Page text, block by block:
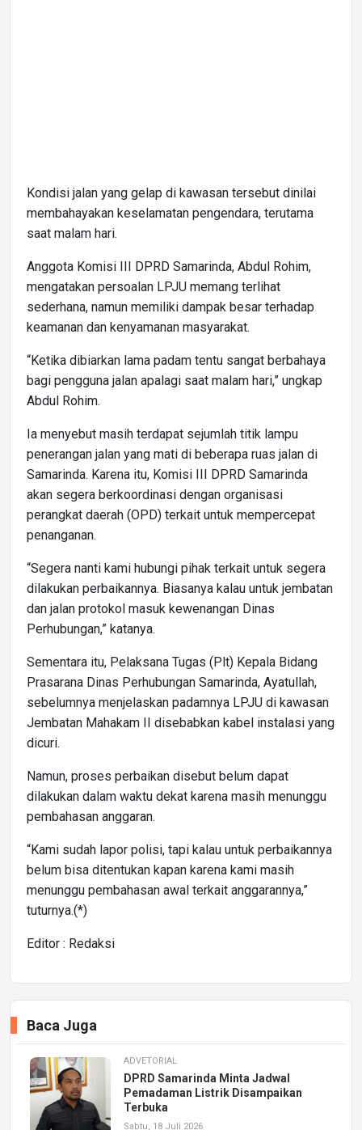
Kondisi jalan yang gelap di kawasan tersebut dinilai
membahayakan keselamatan pengendara, terutama
saat malam hari.
Anggota Komisi III DPRD Samarinda, Abdul Rohim,
mengatakan persoalan LPJU memang terlihat
sederhana, namun memiliki dampak besar terhadap
keamanan dan kenyamanan masyarakat.
“Ketika dibiarkan lama padam tentu sangat berbahaya
bagi pengguna jalan apalagi saat malam hari,” ungkap
Abdul Rohim.
Ia menyebut masih terdapat sejumlah titik lampu
penerangan jalan yang mati di beberapa ruas jalan di
Samarinda. Karena itu, Komisi III DPRD Samarinda
akan segera berkoordinasi dengan organisasi
perangkat daerah (OPD) terkait untuk mempercepat
penanganan.
“Segera nanti kami hubungi pihak terkait untuk segera
dilakukan perbaikannya. Biasanya kalau untuk jembatan
dan jalan protokol masuk kewenangan Dinas
Perhubungan,” katanya.
Sementara itu, Pelaksana Tugas (Plt) Kepala Bidang
Prasarana Dinas Perhubungan Samarinda, Ayatullah,
sebelumnya menjelaskan padamnya LPJU di kawasan
Jembatan Mahakam II disebabkan kabel instalasi yang
dicuri.
Namun, proses perbaikan disebut belum dapat
dilakukan dalam waktu dekat karena masih menunggu
pembahasan anggaran.
“Kami sudah lapor polisi, tapi kalau untuk perbaikannya
belum bisa ditentukan kapan karena kami masih
menunggu pembahasan awal terkait anggarannya,”
tuturnya.(*)
Editor : Redaksi
Baca Juga
ADVETORIAL
DPRD Samarinda Minta Jadwal
Pemadaman Listrik Disampaikan
Terbuka
Sabtu, 18 Juli 2026